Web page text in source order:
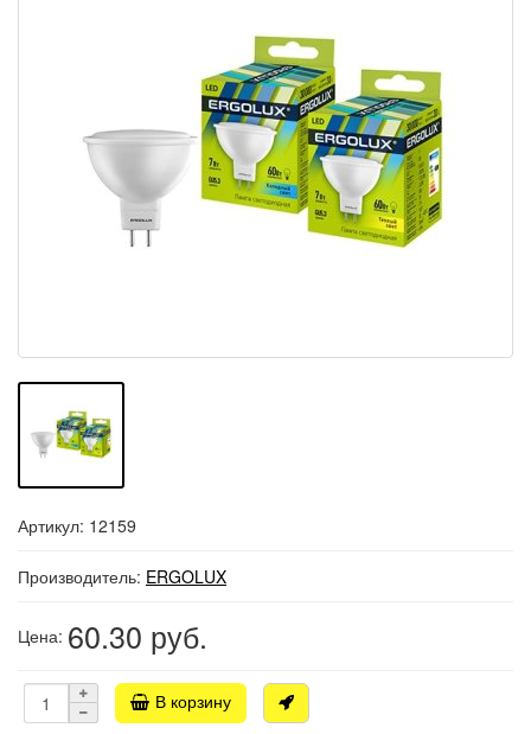
Артикул: 12159
Производитель: ERGOLUX
Цена: 60.30 руб.
В корзину